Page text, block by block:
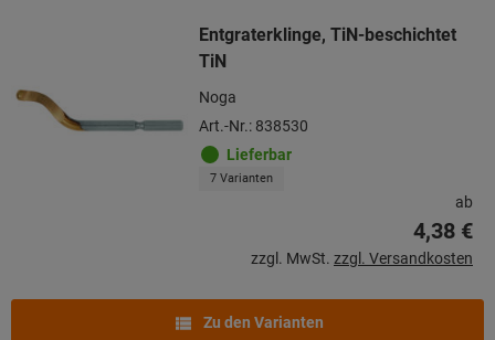
Entgraterklinge, TiN-beschichtet
TiN
Noga
Art.-Nr.: 838530
Lieferbar
7 Varianten
ab
4,38 €
zzgl. MwSt. zzgl. Versandkosten
Zu den Varianten